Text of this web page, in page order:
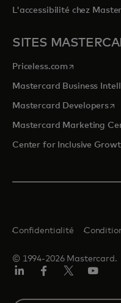
L'accessibilité chez
SITES
Priceless.com s’ouvre
Mastercard Business
Mastercard Developers
Mastercard Marketing
Center for Inclusive
© 1994-2026 Mastercard.
Confidentialité